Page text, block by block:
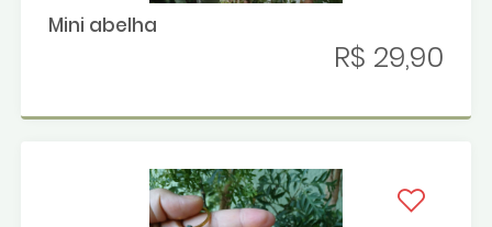
Mini abelha
R$ 29,90